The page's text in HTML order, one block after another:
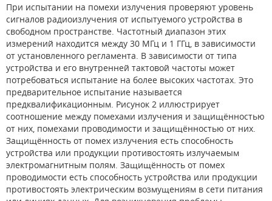
При испытании на помехи излучения проверяют уровень
сигналов радиоизлучения от испытуемого устройства в
свободном пространстве. Частотный диапазон этих
измерений находится между 30 МГц и 1 ГГц, в зависимости
от установленного регламента. В зависимости от типа
устройства и его внутренней тактовой частоты может
потребоваться испытание на более высоких частотах. Это
предварительное испытание называется
предквалификационным. Рисунок 2 иллюстрирует
соотношение между помехами излучения и защищённостью
от них, помехами проводимости и защищённостью от них.
Защищённость от помех излучения есть способность
устройства или продукции противостоять излучаемым
электромагнитным полям. Защищённость от помех
проводимости есть способность устройства или продукции
противостоять электрическим возмущениям в сети питания